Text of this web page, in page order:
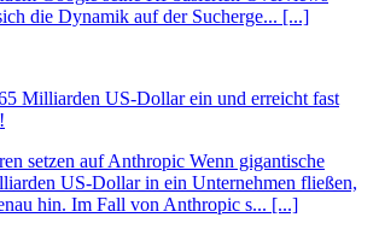
die Dynamik auf der Sucherge... [...]
Milliarden US-Dollar ein und erreicht fast
setzen auf Anthropic Wenn gigantische
US-Dollar in ein Unternehmen fließen,
hin. Im Fall von Anthropic s... [...]